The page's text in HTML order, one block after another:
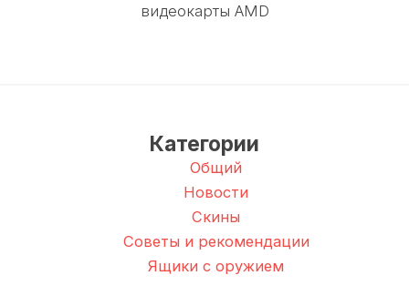
видеокарты AMD
Категории
Общий
Новости
Скины
Советы и рекомендации
Ящики с оружием